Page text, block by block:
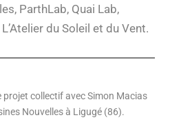
ParthLab, Quai Lab,
du Soleil et du Vent.
projet collectif avec Simon Macias
Nouvelles à Ligugé (86).